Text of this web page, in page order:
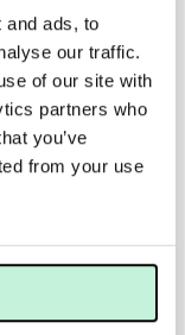
and ads, to
our traffic.
of our site with
partners who
you’ve
from your use